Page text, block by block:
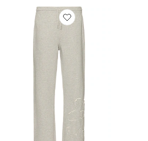
Favorite PANTALON SWEAT